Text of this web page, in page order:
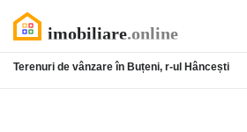
Terenuri de vânzare în Buțeni, r-ul Hâncești